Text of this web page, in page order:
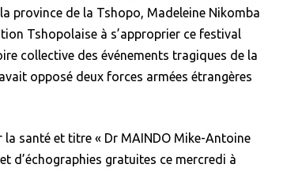
province de la Tshopo, Madeleine Nikomba
Tshopolaise à s’approprier ce festival
collective des événements tragiques de la
opposé deux forces armées étrangères
santé et titre « Dr MAINDO Mike-Antoine
d’échographies gratuites ce mercredi à